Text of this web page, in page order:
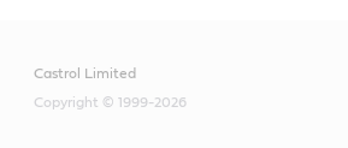
Castrol Limited
Copyright © 1999-2026